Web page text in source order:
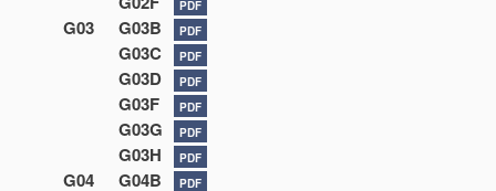
PDF
G03 G03B PDF
G03C PDF
G03D PDF
G03F PDF
G03G PDF
G03H PDF
G04 G04B PDF